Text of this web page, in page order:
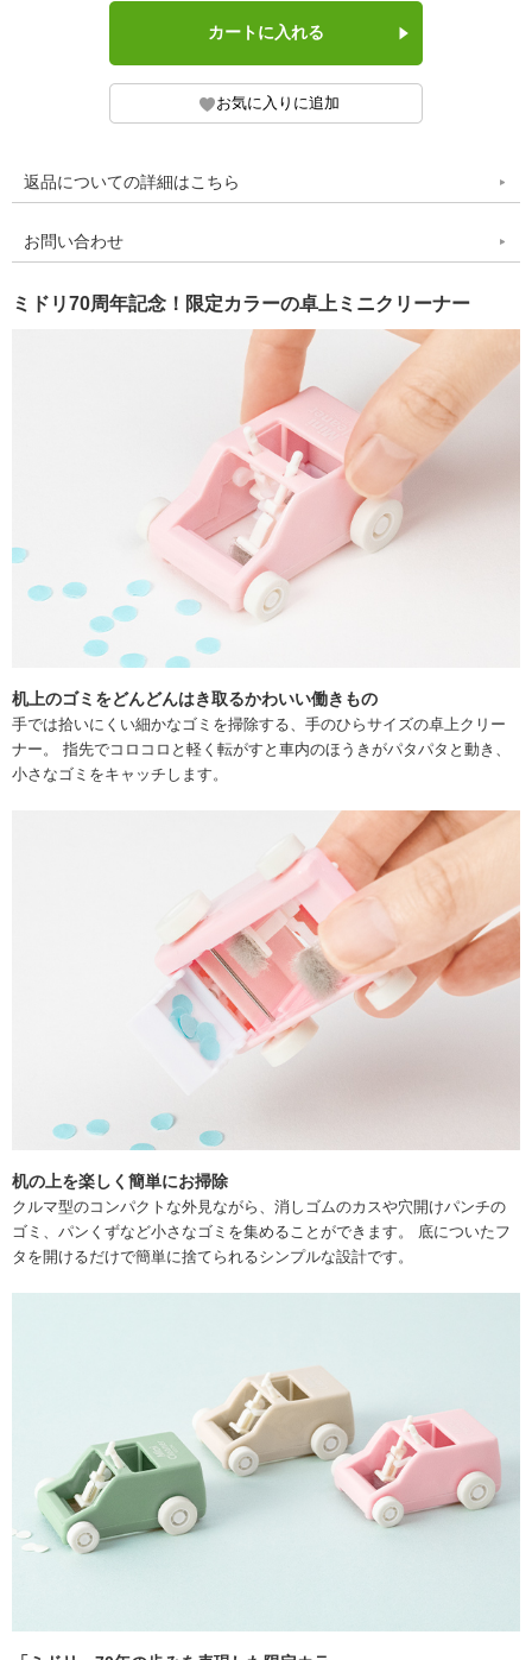
返品についての詳細はこちら
お問い合わせ
ミドリ70周年記念！限定カラーの卓上ミニクリーナー
机上のゴミをどんどんはき取るかわいい働きもの
手では拾いにくい細かなゴミを掃除する、手のひらサイズの卓上クリー
ナー。 指先でコロコロと軽く転がすと車内のほうきがパタパタと動き、
小さなゴミをキャッチします。
机の上を楽しく簡単にお掃除
クルマ型のコンパクトな外見ながら、消しゴムのカスや穴開けパンチの
ゴミ、パンくずなど小さなゴミを集めることができます。 底についたフ
タを開けるだけで簡単に捨てられるシンプルな設計です。